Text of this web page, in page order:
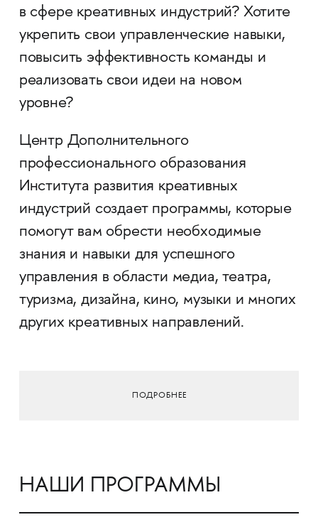
в сфере креативных индустрий? Хотите
укрепить свои управленческие навыки,
повысить эффективность команды и
реализовать свои идеи на новом
уровне?
Центр Дополнительного
профессионального образования
Института развития креативных
индустрий создает программы, которые
помогут вам обрести необходимые
знания и навыки для успешного
управления в области медиа, театра,
туризма, дизайна, кино, музыки и многих
других креативных направлений.
ПОДРОБНЕЕ
НАШИ ПРОГРАММЫ